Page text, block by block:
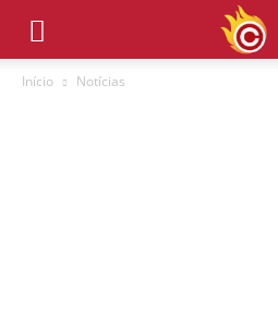
Início Notícias